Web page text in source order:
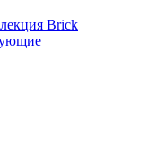
Brick